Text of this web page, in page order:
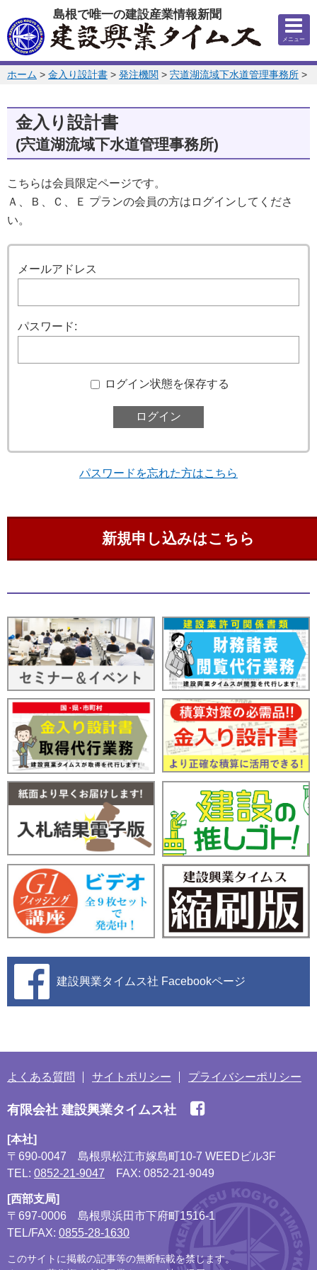
このページの本文へ
島根で唯一の建設産業情報新聞
メニュー
このページの位置:
ホーム > 金入り設計書 > 発注機関 > 宍道湖流域下水道管理事務所 >
金入り設計書
(宍道湖流域下水道管理事務所)
こちらは会員限定ページです。
Ａ、Ｂ、Ｃ、Ｅ プランの会員の方はログインしてくださ
い。
メールアドレス
パスワード:
ログイン状態を保存する
パスワードを忘れた方はこちら
新規申し込みはこちら
建設興業タイムス社 Facebookページ
よくある質問 サイトポリシー プライバシーポリシー
有限会社 建設興業タイムス社
[本社]
〒690-0047
島根県松江市嫁島町10-7 WEEDビル3F
TEL: 0852-21-9047 FAX: 0852-21-9049
[西部支局]
〒697-0006
島根県浜田市下府町1516-1
TEL/FAX: 0855-28-1630
このサイトに掲載の記事等の無断転載を禁じます。